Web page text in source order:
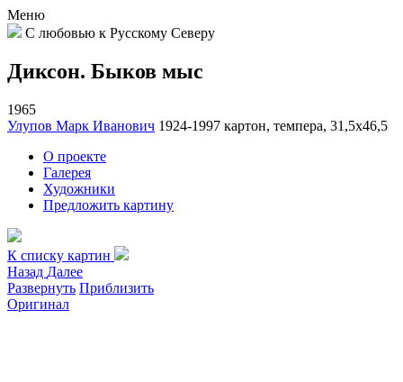
Меню
С любовью к Русскому Северу
Диксон. Быков мыс
1965
Улупов Марк Иванович 1924-1997 картон, темпера, 31,5х46,5
О проекте
Галерея
Художники
Предложить картину
К списку картин
Назад Далее
Развернуть Приблизить
Оригинал